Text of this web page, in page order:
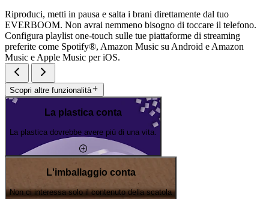
Riproduci, metti in pausa e salta i brani direttamente dal tuo
EVERBOOM. Non avrai nemmeno bisogno di toccare il telefono.
Configura playlist one-touch sulle tue piattaforme di streaming
preferite come Spotify®, Amazon Music su Android e Amazon
Music e Apple Music per iOS.
Scopri altre funzionalità
La plastica conta
La plastica dovrebbe avere più di una vita.
L'imballaggio conta
Non ci interessa solo il contenuto della scatola